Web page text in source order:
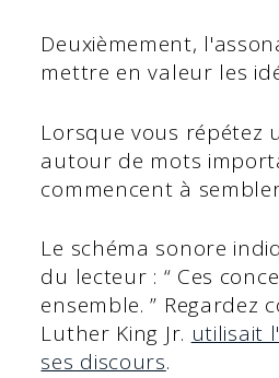
Deuxièmement,
mettre en valeur les
Lorsque vous répétez
autour de mots
commencent à
Le schéma sonore
du lecteur : “ Ces
ensemble. ” Regardez
Luther King Jr. utilisait
ses discours.